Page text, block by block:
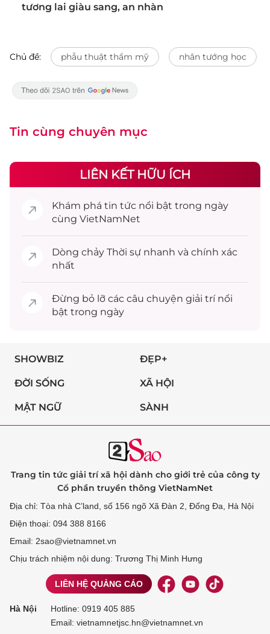
tương lai giàu sang, an nhàn
Chủ đề: phẫu thuật thẩm mỹ nhân tướng học
Tin cùng chuyên mục
LIÊN KẾT HỮU ÍCH
Khám phá tin tức nổi bật trong ngày
cùng VietNamNet
Dòng chảy Thời sự nhanh và chính xác
nhất
Đừng bỏ lỡ các câu chuyện giải trínổi
bật trong ngày
SHOWBIZ ĐẸP+
ĐỜI SỐNG XÃ HỘI
MẬT NGỮ SÀNH
Trang tin tức giải trí xã hội dành cho giới trẻ của công ty
Cổ phần truyền thông VietNamNet
Địa chỉ: Tòa nhà C’land, số 156 ngõ Xã Đàn 2, Đống Đa, Hà Nội
Điện thoại: 094 388 8166
Email: 2sao@vietnamnet.vn
Chịu trách nhiệm nội dung: Trương Thị Minh Hưng
LIÊN HỆ QUẢNG CÁO
Hà Nội Hotline: 0919 405 885
Email: vietnamnetjsc.hn@vietnamnet.vn